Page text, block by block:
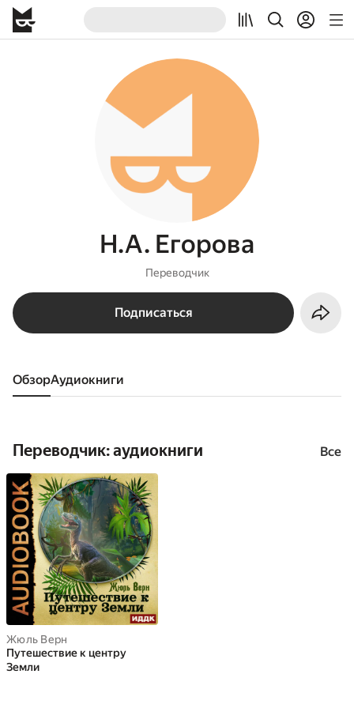
Н.А. Егорова
Переводчик
Подписаться
Обзор аудиокниги
Переводчик: аудиокниги Все
Жюль Верн
Путешествие к центру
Земли